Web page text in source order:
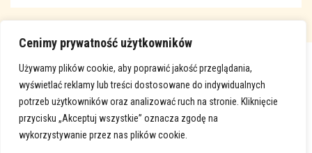
Cenimy prywatność użytkowników
Używamy plików cookie, aby poprawić jakość przeglądania,
wyświetlać reklamy lub treści dostosowane do indywidualnych
potrzeb użytkowników oraz analizować ruch na stronie. Kliknięcie
przycisku „Akceptuj wszystkie” oznacza zgodę na
wykorzystywanie przez nas plików cookie.